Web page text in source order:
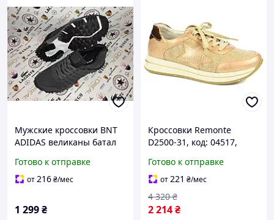
Мужские кроссовки BNT
ADIDAS великаны батал
сетка
Готово к отправке
от216₴/мес
1 299₴
Кроссовки Remonte
D2500-31, код: 04517,
Готово к отправке
от221 ₴/мес
2 214₴
4 320 ₴